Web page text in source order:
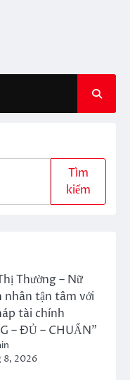
Tìm
kiếm
Thường – Nữ
nhân tận tâm với
tài chính
– ĐỦ – CHUẨN”
8, 2026